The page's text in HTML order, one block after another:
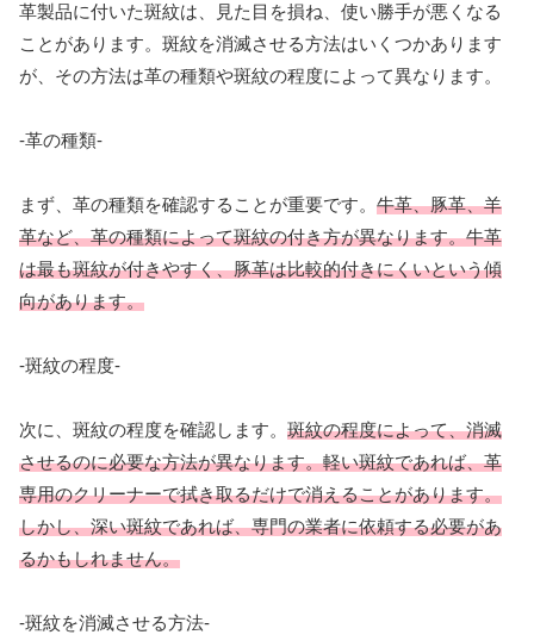
革製品に付いた斑紋は、見た目を損ね、使い勝手が悪くなる
ことがあります。斑紋を消滅させる方法はいくつかあります
が、その方法は革の種類や斑紋の程度によって異なります。
-革の種類-
まず、革の種類を確認することが重要です。 牛革、豚革、羊
革など、革の種類によって斑紋の付き方が異なります。牛革
は最も斑紋が付きやすく、豚革は比較的付きにくいという傾
向があります。
-斑紋の程度-
次に、斑紋の程度を確認します。 斑紋の程度によって、消滅
させるのに必要な方法が異なります。軽い斑紋であれば、革
専用のクリーナーで拭き取るだけで消えることがあります。
しかし、深い斑紋であれば、専門の業者に依頼する必要があ
るかもしれません。
-斑紋を消滅させる方法-